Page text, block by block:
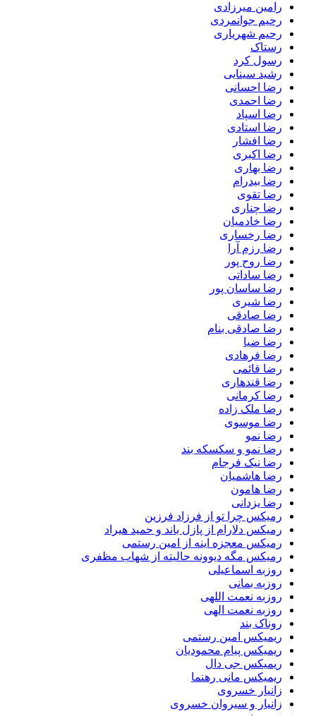
رامین میرزادی
رحیم جوانمردی
رحیم شهریاری
رستاک
رسول کرد
رشید سینایی
رضا احسانی
رضا احمدی
رضا اسپاد
رضا استادی
رضا افشار
رضا اکبری
رضا بهاری
رضا بیدرام
رضا تقوی
رضا چناری
رضا خادمیان
رضا رخساری
رضا رزم آرا
رضا روح پور
رضا ساداتی
رضا ساسان پور
رضا شیری
رضا صادقی
رضا صادقی بنام
رضا ضیا
رضا فرهادی
رضا قائمی
رضا قندهاری
رضا کرمانی
رضا ملک زاده
رضا موسوی
رضا نمو
رضا نمو و سکسکه بند
رضا نیک فرجام
رضا هاشمیان
رضا هامون
رضا یزدانی
رمیکس چرا تو از فرزاد فرزین
رمیکس دلارام از پازل باند و حمید هیراد
رمیکس معجزه اینه از امین رستمی
رمیکس مگه دیوونه حالیته از شهاب مظفری
روزبه اسماعیلی
روزبه بمانی
روزبه نعمت اللهی
روزبه نعمت الهی
روناک بند
ریمیکس امین رستمی
ریمیکس پیام محمودیان
ریمیکس جی دال
ریمیکس مانی رهنما
زانیار خسروی
زانیار و سیروان خسروی